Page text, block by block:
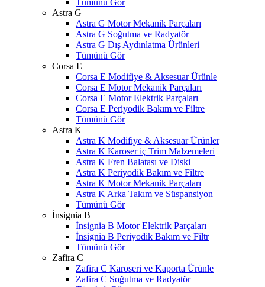
Tümünü Gör
Astra G
Astra G Motor Mekanik Parçaları
Astra G Soğutma ve Radyatör
Astra G Dış Aydınlatma Ürünleri
Tümünü Gör
Corsa E
Corsa E Modifiye & Aksesuar Ürünle
Corsa E Motor Mekanik Parçaları
Corsa E Motor Elektrik Parçaları
Corsa E Periyodik Bakım ve Filtre
Tümünü Gör
Astra K
Astra K Modifiye & Aksesuar Ürünler
Astra K Karoser iç Trim Malzemeleri
Astra K Fren Balatası ve Diski
Astra K Periyodik Bakım ve Filtre
Astra K Motor Mekanik Parçaları
Astra K Arka Takım ve Süspansiyon
Tümünü Gör
İnsignia B
İnsignia B Motor Elektrik Parçaları
İnsignia B Periyodik Bakım ve Filtr
Tümünü Gör
Zafira C
Zafira C Karoseri ve Kaporta Ürünle
Zafira C Soğutma ve Radyatör